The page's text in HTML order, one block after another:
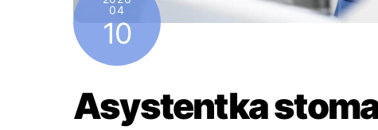
04
10
Asystentka